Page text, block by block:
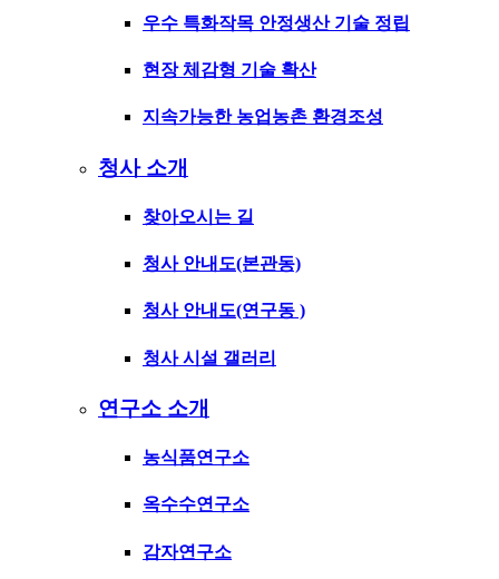
우수 특화작목 안정생산 기술 정립
현장 체감형 기술 확산
지속가능한 농업농촌 환경조성
청사 소개
찾아오시는 길
청사 안내도(본관동)
청사 안내도(연구동 )
청사 시설 갤러리
연구소 소개
농식품연구소
옥수수연구소
감자연구소